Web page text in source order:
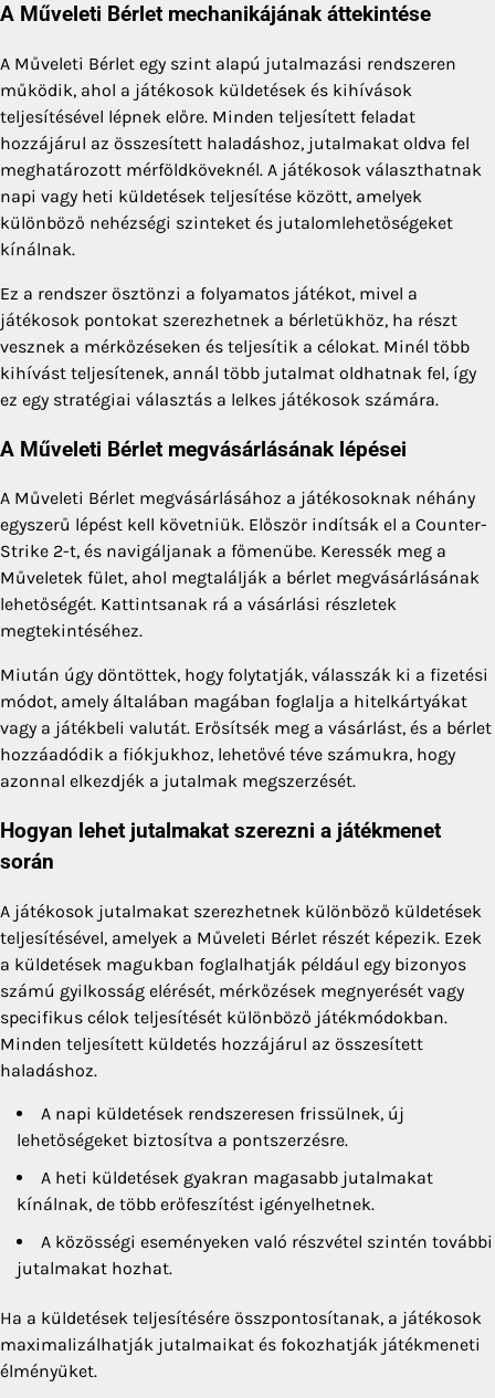
A Műveleti Bérlet mechanikájának áttekintése
A Műveleti Bérlet egy szint alapú jutalmazási rendszeren
működik, ahol a játékosok küldetések és kihívások
teljesítésével lépnek előre. Minden teljesített feladat
hozzájárul az összesített haladáshoz, jutalmakat oldva fel
meghatározott mérföldköveknél. A játékosok választhatnak
napi vagy heti küldetések teljesítése között, amelyek
különböző nehézségi szinteket és jutalomlehetőségeket
kínálnak.
Ez a rendszer ösztönzi a folyamatos játékot, mivel a
játékosok pontokat szerezhetnek a bérletükhöz, ha részt
vesznek a mérkőzéseken és teljesítik a célokat. Minél több
kihívást teljesítenek, annál több jutalmat oldhatnak fel, így
ez egy stratégiai választás a lelkes játékosok számára.
A Műveleti Bérlet megvásárlásának lépései
A Műveleti Bérlet megvásárlásához a játékosoknak néhány
egyszerű lépést kell követniük. Először indítsák el a Counter-
Strike 2-t, és navigáljanak a főmenübe. Keressék meg a
Műveletek fület, ahol megtalálják a bérlet megvásárlásának
lehetőségét. Kattintsanak rá a vásárlási részletek
megtekintéséhez.
Miután úgy döntöttek, hogy folytatják, válasszák ki a fizetési
módot, amely általában magában foglalja a hitelkártyákat
vagy a játékbeli valutát. Erősítsék meg a vásárlást, és a bérlet
hozzáadódik a fiókjukhoz, lehetővé téve számukra, hogy
azonnal elkezdjék a jutalmak megszerzését.
Hogyan lehet jutalmakat szerezni a játékmenet
során
A játékosok jutalmakat szerezhetnek különböző küldetések
teljesítésével, amelyek a Műveleti Bérlet részét képezik. Ezek
a küldetések magukban foglalhatják például egy bizonyos
számú gyilkosság elérését, mérkőzések megnyerését vagy
specifikus célok teljesítését különböző játékmódokban.
Minden teljesített küldetés hozzájárul az összesített
haladáshoz.
A napi küldetések rendszeresen frissülnek, új
lehetőségeket biztosítva a pontszerzésre.
A heti küldetések gyakran magasabb jutalmakat
kínálnak, de több erőfeszítést igényelhetnek.
A közösségi eseményeken való részvétel szintén további
jutalmakat hozhat.
Ha a küldetések teljesítésére összpontosítanak, a játékosok
maximalizálhatják jutalmaikat és fokozhatják játékmeneti
élményüket.